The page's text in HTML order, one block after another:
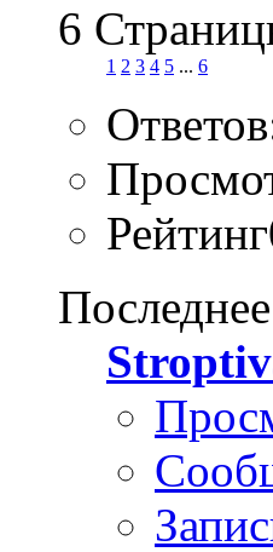
6
1 2 3 4 5 ... 6